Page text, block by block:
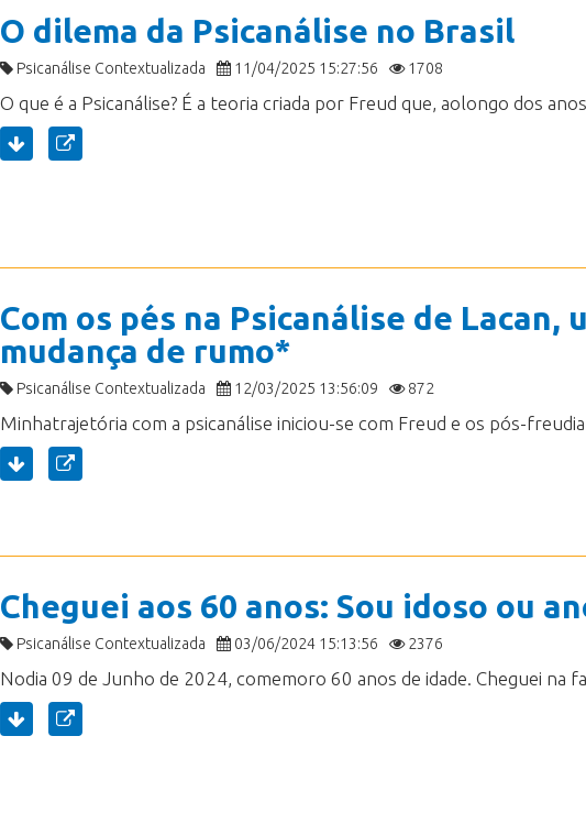
O dilema da Psicanálise no Brasil
Psicanálise Contextualizada 11/04/2025 15:27:56 1708
Com os pés na Psicanálise de Lacan,
mudança de rumo*
Psicanálise Contextualizada 12/03/2025 13:56:09 872
Cheguei aos 60 anos: Sou idoso ou
Psicanálise Contextualizada 03/06/2024 15:13:56 2376